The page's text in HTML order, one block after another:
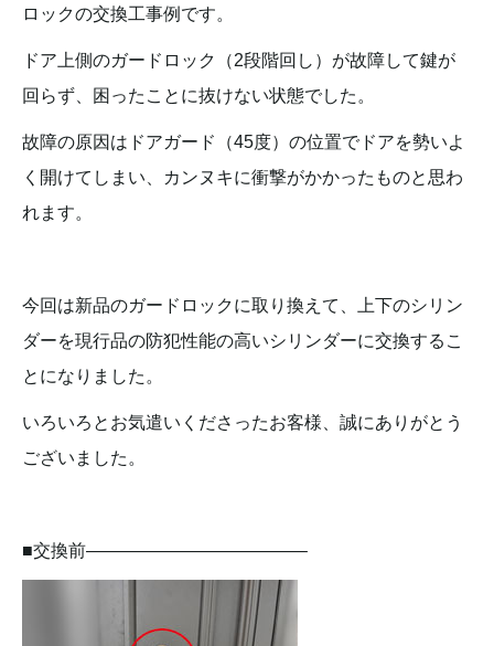
ロックの交換工事例です。
ドア上側のガードロック（2段階回し）が故障して鍵が
回らず、困ったことに抜けない状態でした。
故障の原因はドアガード（45度）の位置でドアを勢いよ
く開けてしまい、カンヌキに衝撃がかかったものと思わ
れます。
今回は新品のガードロックに取り換えて、上下のシリン
ダーを現行品の防犯性能の高いシリンダーに交換するこ
とになりました。
いろいろとお気遣いくださったお客様、誠にありがとう
ございました。
■交換前————————————–